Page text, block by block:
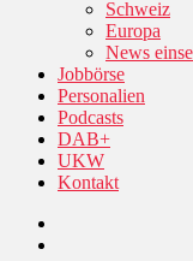
Schweiz
Europa
News
Jobbörse
Personalien
Podcasts
DAB+
UKW
Kontakt